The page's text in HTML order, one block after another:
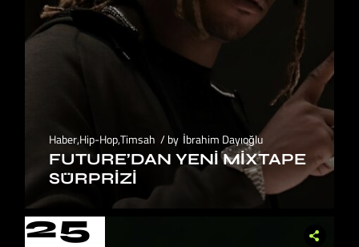
Haber,Hip-Hop,Timsah by İbrahim Dayıoğlu
FUTURE’DAN YENI MIXTAPE
SÜRPRIZI
25